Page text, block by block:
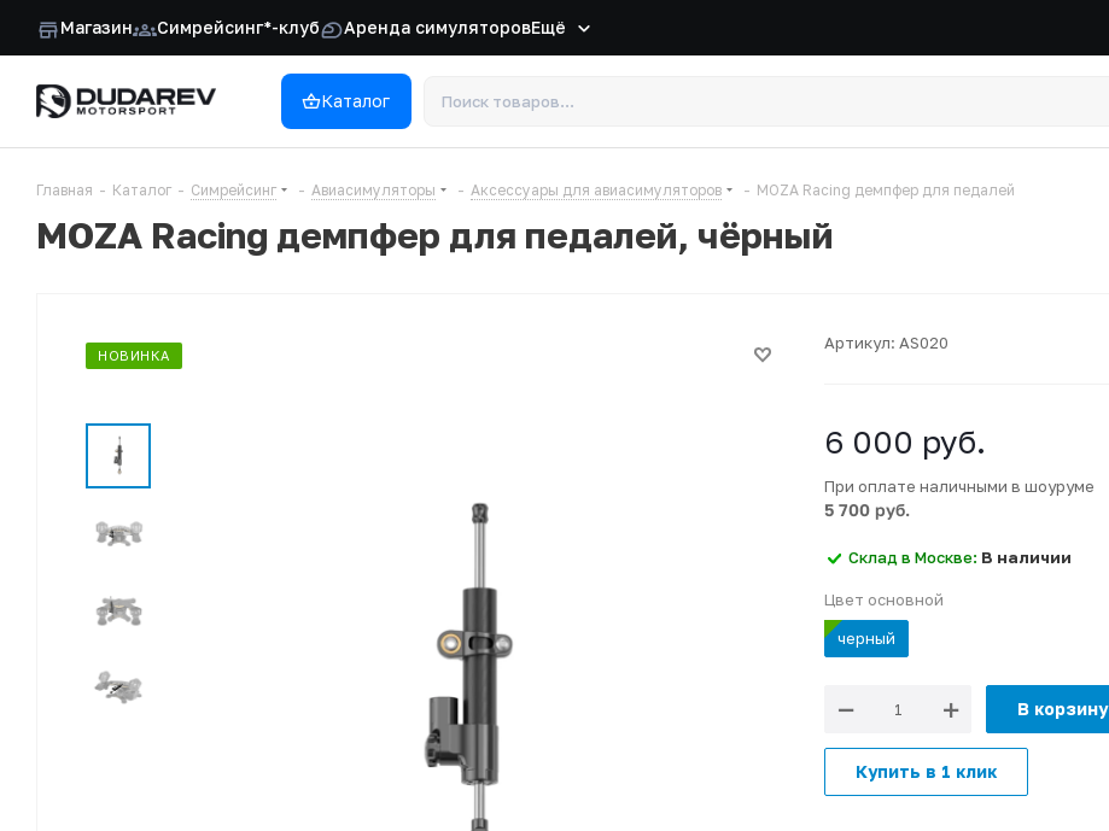
Магазин Симрейсинг*-клуб Аренда симуляторовЕщё
Каталог
Главная - Каталог - Симрейсинг - Авиасимуляторы - Аксессуары для авиасимуляторов - MOZA Racing демпфер для педалей
MOZA Racing демпфер для педалей, чёрный
НОВИНКА
Артикул: AS020
6 000 руб.
При оплате наличными в шоуруме
5 700 руб.
Склад в Москве: В наличии
Цвет основной
черный
В корзину
Купить в 1 клик